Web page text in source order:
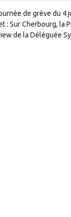
de grève du 4
Sur Cherbourg, la
de la Déléguée